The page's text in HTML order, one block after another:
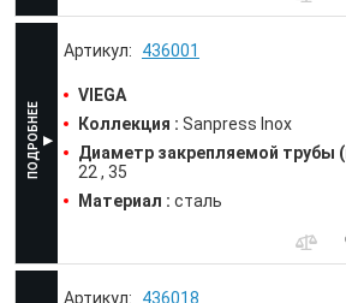
436001
VIEGA
Коллекция : Sanpress Inox
Диаметр закрепляемой трубы
22
35
Материал : сталь
436018